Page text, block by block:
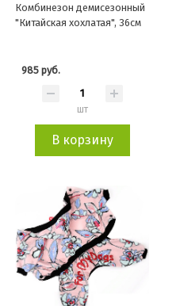
Комбинезон демисезонный
"Китайская хохлатая", 36см
985 руб.
шт
В корзину